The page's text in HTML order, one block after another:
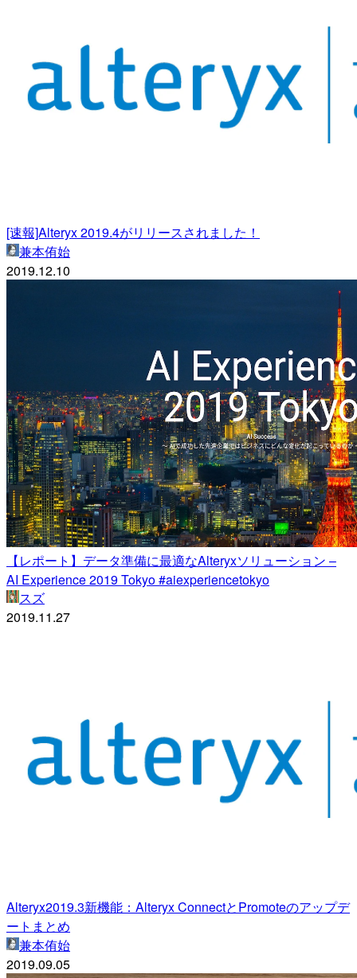
[速報]Alteryx 2019.4がリリースされました！
兼本侑始
2019.12.10
【レポート】データ準備に最適なAlteryxソリューション –
AI Experience 2019 Tokyo #aiexperiencetokyo
スズ
2019.11.27
Alteryx2019.3新機能：Alteryx ConnectとPromoteのアップデ
ートまとめ
兼本侑始
2019.09.05